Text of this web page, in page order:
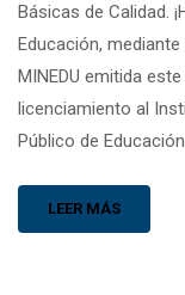
Básicas de Calidad.
Educación,
MINEDU emitida
licenciamiento al
Público de
LEER MÁS